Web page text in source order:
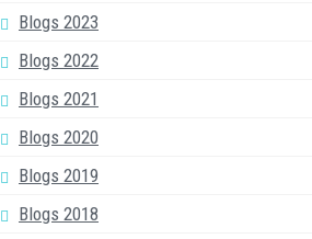
Blogs 2023
Blogs 2022
Blogs 2021
Blogs 2020
Blogs 2019
Blogs 2018